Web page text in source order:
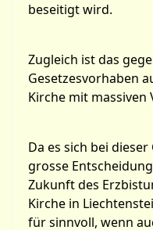
beseitigt wird.
Zugleich ist das
Gesetzesvorhaben
Kirche mit
Da es sich bei
grosse
Zukunft des
Kirche in
für sinnvoll, wenn